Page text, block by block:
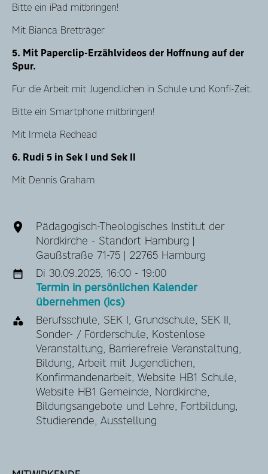
Bitte ein iPad mitbringen!
Mit Bianca Bretträger
5. Mit Paperclip-Erzählvideos der Hoffnung auf der
Spur.
Für die Arbeit mit Jugendlichen in Schule und Konfi-Zeit.
Bitte ein Smartphone mitbringen!
Mit Irmela Redhead
6. Rudi 5 in Sek I und Sek II
Mit Dennis Graham
Pädagogisch-Theologisches Institut der
Nordkirche - Standort Hamburg |
Gaußstraße 71-75 | 22765 Hamburg
Di 30.09.2025, 16:00 - 19:00
Termin in persönlichen Kalender
übernehmen (ics)
Berufsschule, SEK I, Grundschule, SEK II,
Sonder- / Förderschule, Kostenlose
Veranstaltung, Barrierefreie Veranstaltung,
Bildung, Arbeit mit Jugendlichen,
Konfirmandenarbeit, Website HB1 Schule,
Website HB1 Gemeinde, Nordkirche,
Bildungsangebote und Lehre, Fortbildung,
Studierende, Ausstellung